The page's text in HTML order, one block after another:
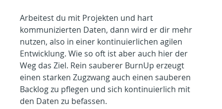
Arbeitest du mit Projekten und hart
kommunizierten Daten, dann wird er dir mehr
nutzen, also in einer kontinuierlichen agilen
Entwicklung. Wie so oft ist aber auch hier der
Weg das Ziel. Rein sauberer BurnUp erzeugt
einen starken Zugzwang auch einen sauberen
Backlog zu pflegen und sich kontinuierlich mit
den Daten zu befassen.